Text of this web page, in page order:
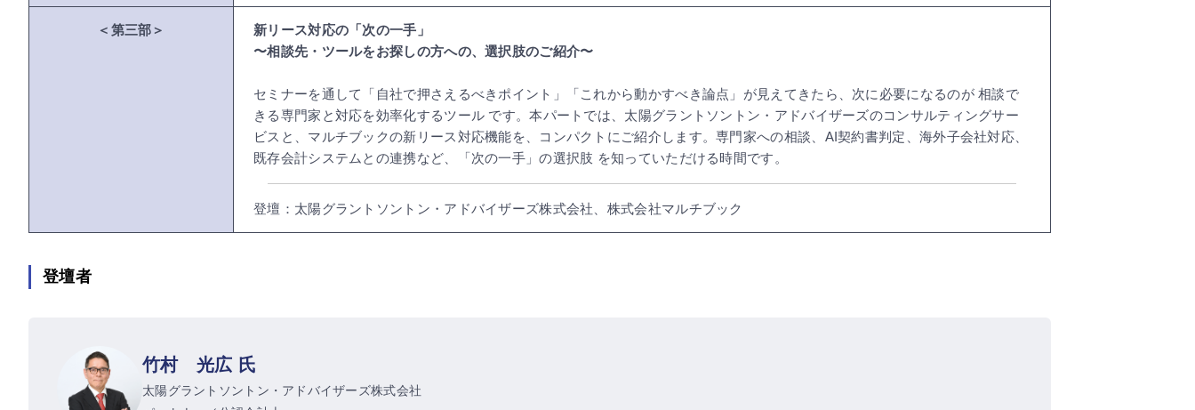
＜第三部＞
新リース対応の「次の一手」
〜相談先・ツールをお探しの方への、選択肢のご紹介〜
セミナーを通して「自社で押さえるべきポイント」「これから動かすべき論点」が見えてきたら、次に必要になるのが 相談で
きる専門家と対応を効率化するツール です。本パートでは、太陽グラントソントン・アドバイザーズのコンサルティングサー
ビスと、マルチブックの新リース対応機能を、コンパクトにご紹介します。専門家への相談、AI契約書判定、海外子会社対応、
既存会計システムとの連携など、「次の一手」の選択肢 を知っていただける時間です。
登壇：太陽グラントソントン・アドバイザーズ株式会社、株式会社マルチブック
登壇者
竹村 光広 氏
太陽グラントソントン・アドバイザーズ株式会社